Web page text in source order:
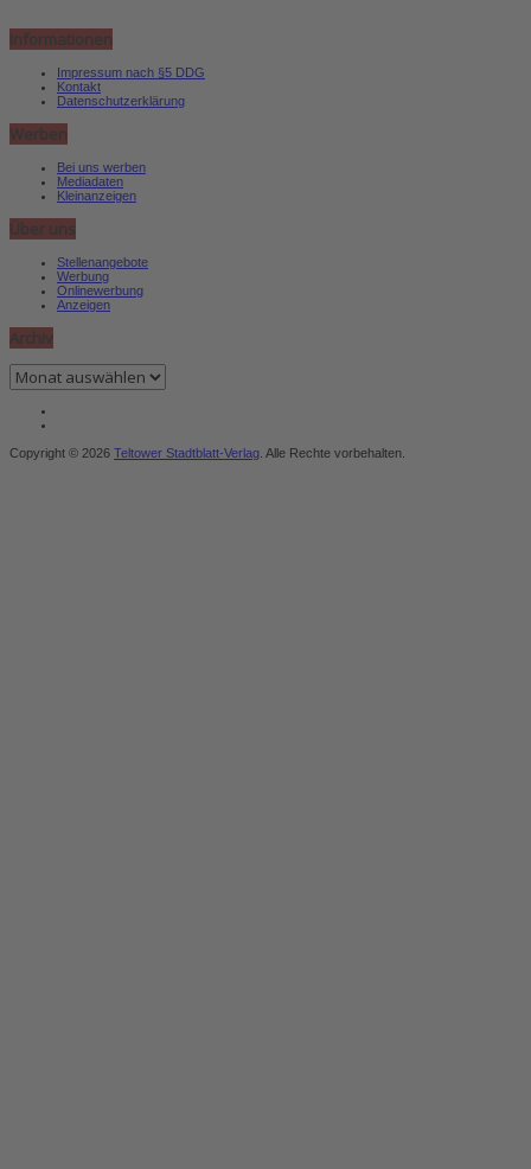
Informationen
Impressum nach §5 DDG
Kontakt
Datenschutzerklärung
Werben
Bei uns werben
Mediadaten
Kleinanzeigen
Über uns
Stellenangebote
Werbung
Onlinewerbung
Anzeigen
Archiv
Archiv
Copyright © 2026 Teltower Stadtblatt-Verlag . Alle Rechte vorbehalten.